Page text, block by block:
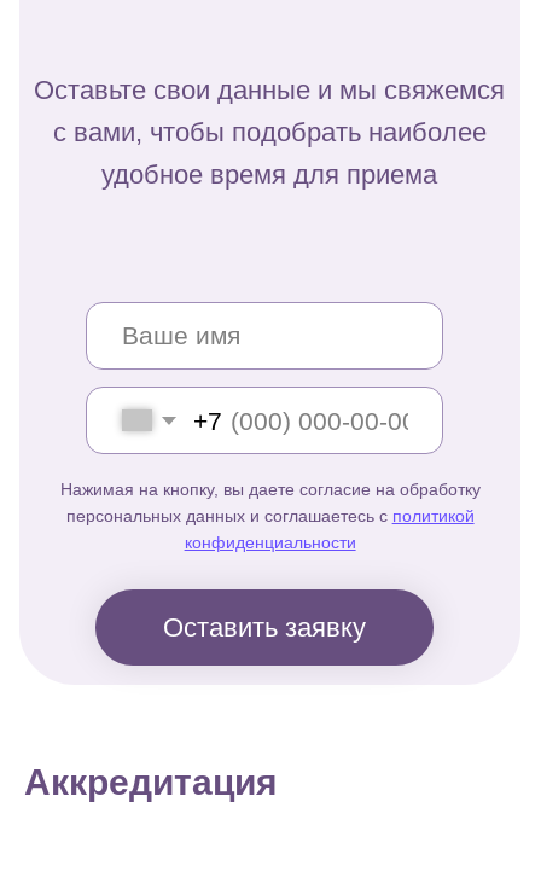
персональных данных и соглашаетесь сполитикой
Аккредитация